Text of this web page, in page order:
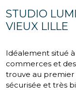
STUDIO
VIEUX LILLE
Idéalement situé
commerces et
trouve au
sécurisée et très